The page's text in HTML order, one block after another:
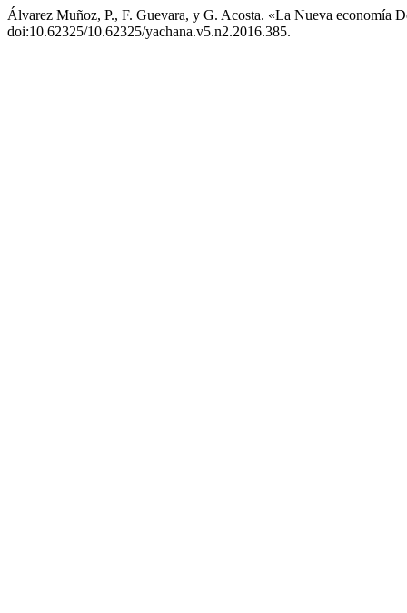
Álvarez Muñoz, P., F. Guevara, y G. Acosta. «La Nueva economía
doi:10.62325/10.62325/yachana.v5.n2.2016.385.